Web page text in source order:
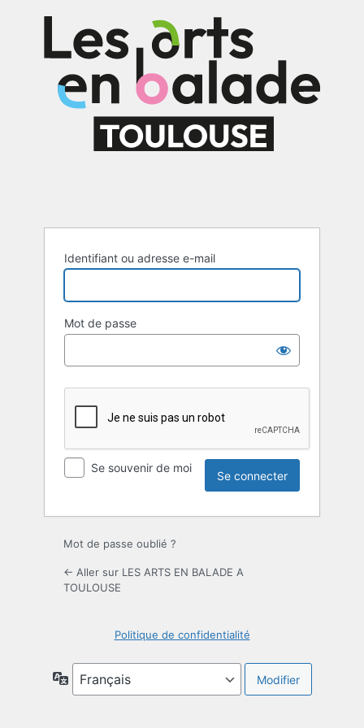
connecter
Identifiant ou adresse e-mail
Mot de passe
Se souvenir de moi
Mot de passe oublié ?
← Aller sur LES ARTS EN BALADE A
TOULOUSE
Politique de confidentialité
Langue